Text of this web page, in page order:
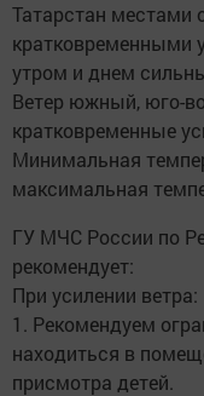
Татарстан местами
кратковременными
утром и днем
Ветер южный, юго-
кратковременные
Минимальная
максимальная
ГУ МЧС России по
рекомендует:
При усилении ветра:
1. Рекомендуем
находиться в
присмотра детей.